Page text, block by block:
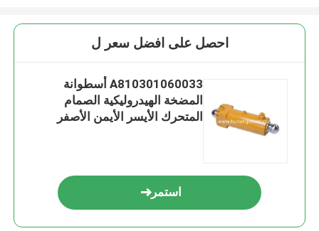
احصل على افضل سعر ل
A810301060033 أسطوانة
المضخة الهيدروليكية الصمام
المتحرك الأيسر الأيمن الأصفر
استمر